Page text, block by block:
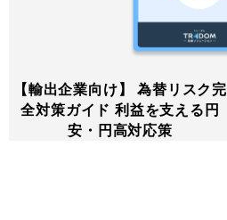
【輸出企業向け】 為替リスク完
全対策ガイド 利益を支える円
安・円高対応策